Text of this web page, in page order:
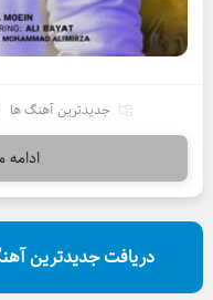
جدیدترین آهنگ ها
دریافت جدیدترین